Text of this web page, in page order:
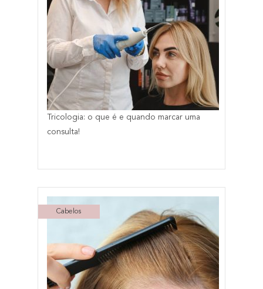
Tricologia: o que é e quando marcar uma
consulta!
Cabelos